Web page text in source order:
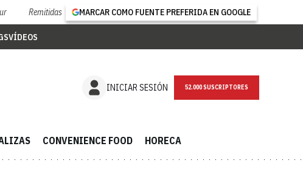
Remitidas MARCAR COMO FUENTE PREFERIDA EN GOOGLE
VÍDEOS
INICIAR SESIÓN NEWSLETTER
CONVENIENCE FOOD HORECA